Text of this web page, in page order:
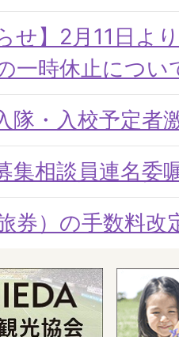
せ】2月11日よ
一時休止につい
隊・入校予定者
集相談員連名委
券）の手数料改